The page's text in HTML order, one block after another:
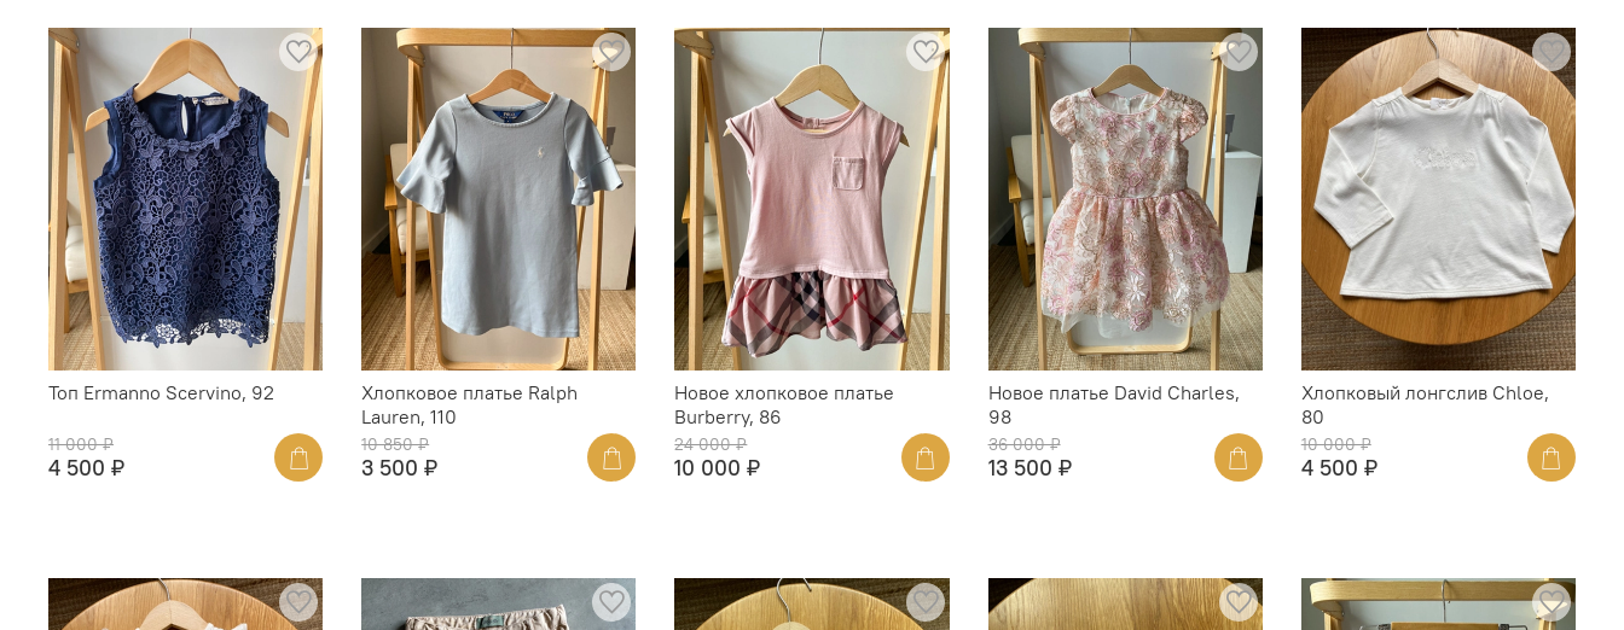
Топ Ermanno Scervino, 92
11 000 ₽
4 500 ₽
Хлопковое платье Ralph
Lauren, 110
10 850 ₽
3 500 ₽
Новое хлопковое платье
Burberry, 86
24 000 ₽
10 000 ₽
Новое платье David Charles,
98
36 000 ₽
13 500 ₽
Хлопковый лонгслив Chloe,
80
10 000 ₽
4 500 ₽